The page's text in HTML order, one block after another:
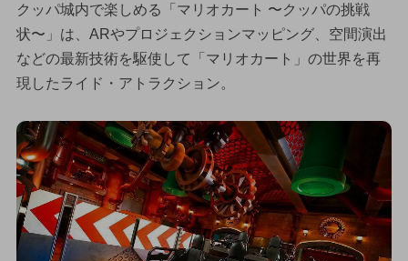
クッパ城内で楽しめる「マリオカート 〜クッパの挑戦
状〜」は、ARやプロジェクションマッピング、空間演出
などの最新技術を駆使して「マリオカート」の世界を再
現したライド・アトラクション。